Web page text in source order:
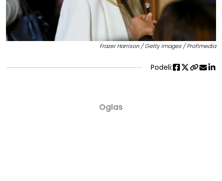
Frazer Harrison / Getty images / Profimedia
Podeli: